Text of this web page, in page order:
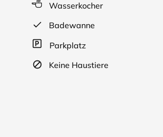
Wasserkocher
Badewanne
Parkplatz
Keine Haustiere